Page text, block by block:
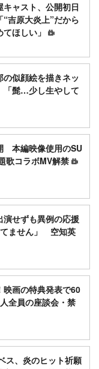
キャスト、公開初日
吉原大炎上”だから
ほしい」
の似顔絵を描きネッ
「髭…少し生やして
本編映像使用のSU
歌コラボMV解禁
せずも異例の応援
てません」 空知英
映画の特典発表で60
全員の座談会・禁
ス、炎のヒット祈願